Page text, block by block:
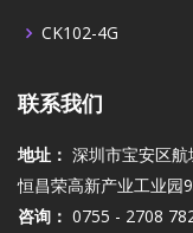
CK102-4G
联系我们
地址： 深圳市宝安区航
恒昌荣高新产业工业园
咨询： 0755 - 2708